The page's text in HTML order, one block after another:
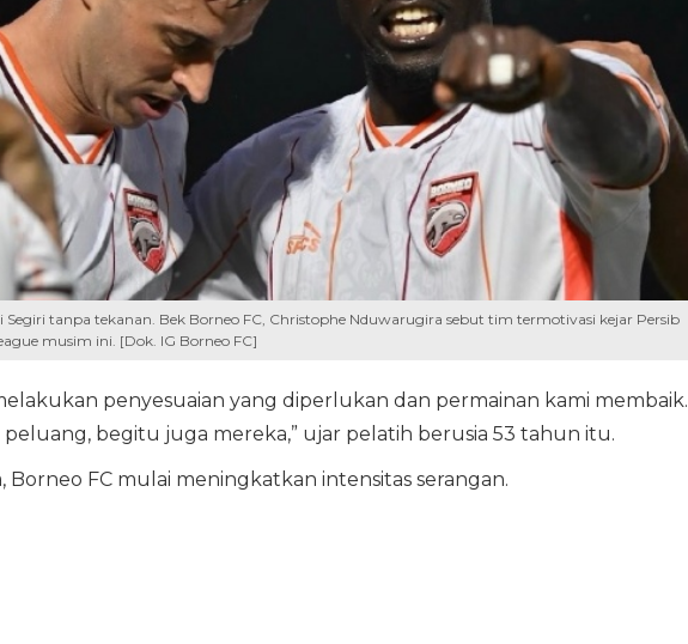
Segiri tanpa tekanan. Bek Borneo FC, Christophe Nduwarugira sebut tim termotivasi kejar Persib
musim ini. [Dok. IG Borneo FC]
penyesuaian yang diperlukan dan permainan kami membaik.
peluang, begitu juga mereka,” ujar pelatih berusia 53 tahun itu.
Borneo FC mulai meningkatkan intensitas serangan.